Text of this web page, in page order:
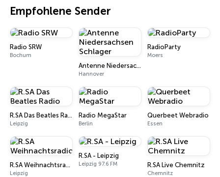
Empfohlene Sender
Radio SRW
Bochum
Antenne Niedersachsen Schlager
Hannover
RadioParty
Moers
R.SA Das Beatles Radio
Leipzig
Radio MegaStar
Berlin
Querbeet Webradio
Essen
R.SA Weihnachtsradio
Leipzig
R.SA - Leipzig
Leipzig 97.6 FM R.SA Live Chemnitz
Chemnitz